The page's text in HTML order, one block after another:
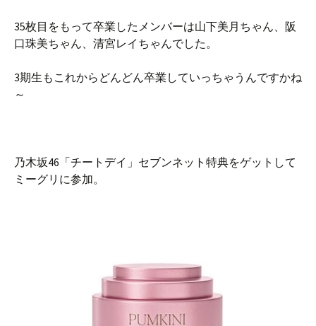
35枚目をもって卒業したメンバーは山下美月ちゃん、阪
口珠美ちゃん、清宮レイちゃんでした。
3期生もこれからどんどん卒業していっちゃうんですかね
～
乃木坂46「チートデイ」セブンネット特典をゲットして
ミーグリに参加。